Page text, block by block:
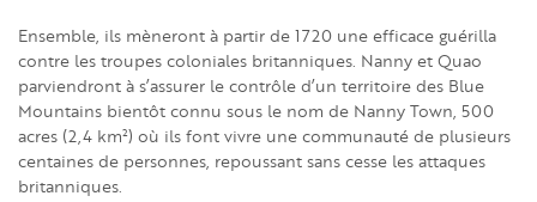
Ensemble, ils mèneront à partir de 1720 une efficace guérilla
contre les troupes coloniales britanniques. Nanny et Quao
parviendront à s’assurer le contrôle d’un territoire des Blue
Mountains bientôt connu sous le nom de Nanny Town, 500
acres (2,4 km²) où ils font vivre une communauté de plusieurs
centaines de personnes, repoussant sans cesse les attaques
britanniques.